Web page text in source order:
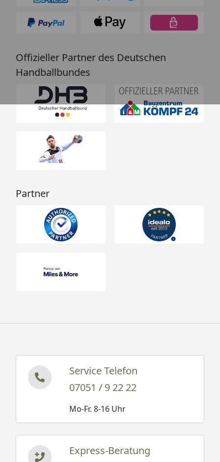
Offizieller Partner des Deutschen
Handballbundes
Partner
Service Telefon
07051 / 9 22 22
Mo-Fr. 8-16 Uhr
Express-Beratung